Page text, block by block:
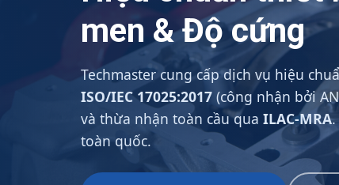
men & Độ cứng
Techmaster cung cấp dịch vụ hiệu
ISO/IEC 17025:2017 (công nhận bởi
và thừa nhận toàn cầu qua ILAC-MRA
toàn quốc.